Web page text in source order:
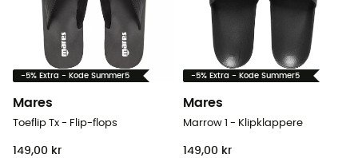
-5% Extra - Kode Summer5
Mares
Toeflip Tx - Flip-flops
149,00 kr
-5% Extra - Kode Summer5
Mares
Marrow 1 - Klipklappere
149,00 kr